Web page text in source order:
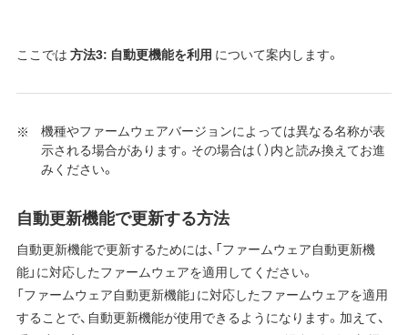
ここでは 方法3: 自動更機能を利用 について案内します。
機種やファームウェアバージョンによっては異なる名称が表
示される場合があります。その場合は（ ）内と読み換えてお進
みください。
自動更新機能で更新する方法
自動更新機能で更新するためには、「ファームウェア自動更新機
能」に対応したファームウェアを適用してください。
「ファームウェア自動更新機能」に対応したファームウェアを適用
することで、自動更新機能が使用できるようになります。加えて、